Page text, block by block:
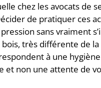
chez les avocats de
de pratiquer ces
sans vraiment
très différente de
à une
et non une attente de